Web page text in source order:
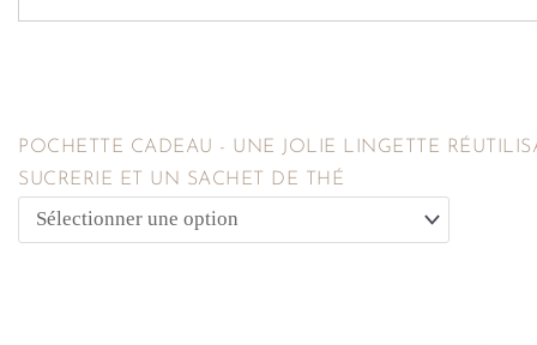
POCHETTE CADEAU - UNE JOLIE LINGETTE
SUCRERIE ET UN SACHET DE THÉ